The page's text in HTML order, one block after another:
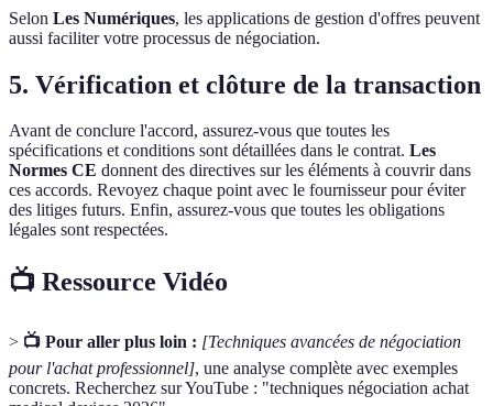
Selon Les Numériques, les applications de gestion d'offres peuvent
aussi faciliter votre processus de négociation.
5. Vérification et clôture de la transaction
Avant de conclure l'accord, assurez-vous que toutes les
spécifications et conditions sont détaillées dans le contrat. Les
Normes CE donnent des directives sur les éléments à couvrir dans
ces accords. Revoyez chaque point avec le fournisseur pour éviter
des litiges futurs. Enfin, assurez-vous que toutes les obligations
légales sont respectées.
📺 Ressource Vidéo
> 📺 Pour aller plus loin : [Techniques avancées de négociation
pour l'achat professionnel], une analyse complète avec exemples
concrets. Recherchez sur YouTube : "techniques négociation achat